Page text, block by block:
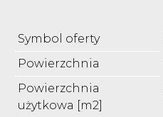
Symbol oferty
Powierzchnia
Powierzchnia
użytkowa [m2]